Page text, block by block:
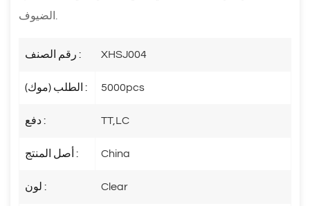
رقم الصنف : XHSJ004
الطلب (موك) : 5000pcs
دفع : TT,LC
أصل المنتج : China
لون : Clear